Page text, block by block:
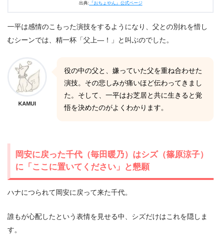
出典: 『おちょやん』公式ページ
一平は感情のこもった演技をするようになり、父との別れを惜し
むシーンでは、精一杯「父上―！」と叫ぶのでした。
KAMUI
役の中の父と、嫌っていた父を重ね合わせた
演技。その悲しみが痛いほど伝わってきまし
た。そして、一平はお芝居と共に生きると覚
悟を決めたのがよくわかります。
岡安に戻った千代（毎田暖乃）はシズ（篠原涼子）
に「ここに置いてください」と懇願
ハナにつられて岡安に戻って来た千代。
誰もが心配したという表情を見せる中、シズだけはこれを隠しま
す。